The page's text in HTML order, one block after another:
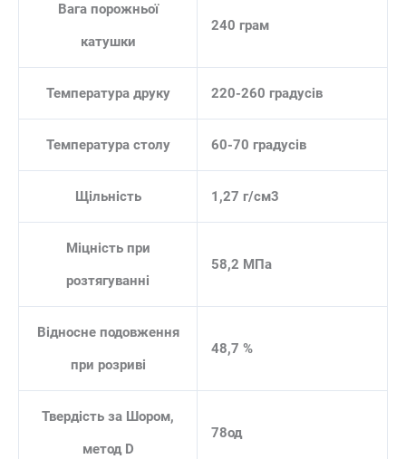
Вага порожньої
катушки
240 грам
Температура друку 220-260 градусів
Температура столу 60-70 градусів
Щільність 1,27 г/см3
Міцність при
розтягуванні
58,2 МПа
Відносне подовження
при розриві
48,7 %
Твердість за Шором,
метод D
78од